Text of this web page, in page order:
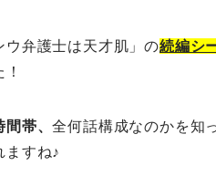
ウ弁護士は天才肌 」の続編シ
間帯、全何話構成なのかを知
ますね♪